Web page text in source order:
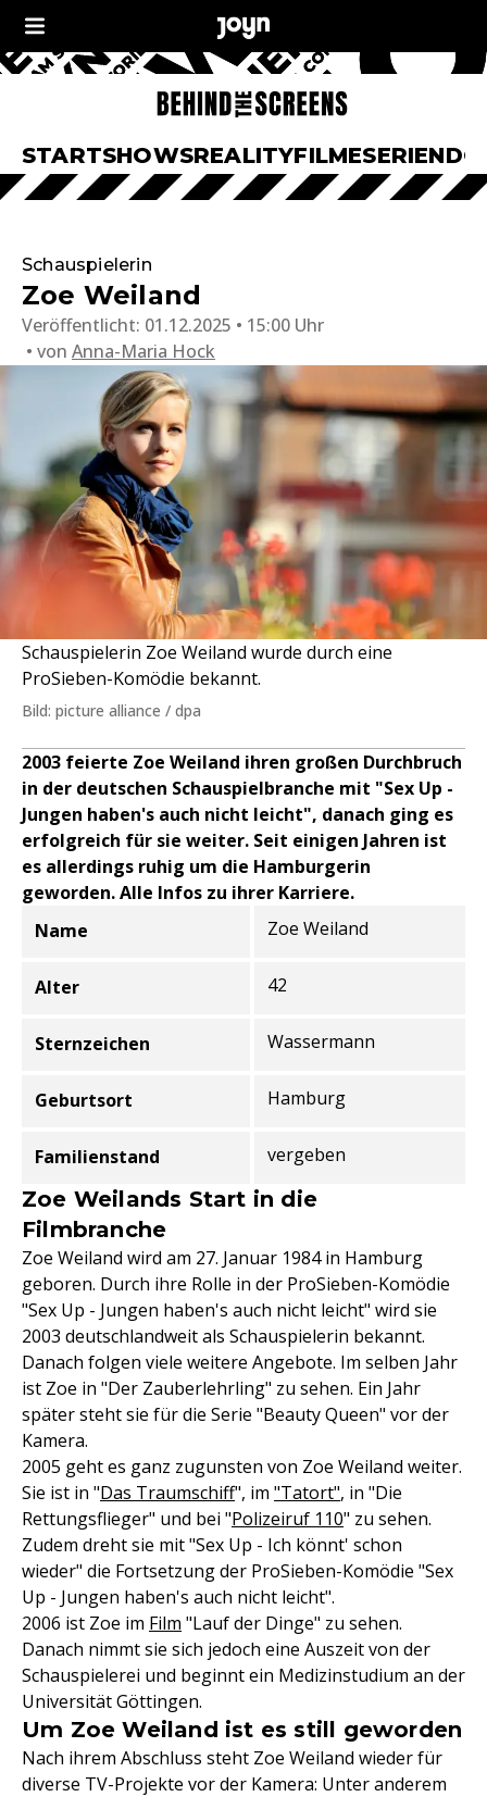
STARTSHOWSREALITYFILMESERIEN
Schauspielerin
Zoe Weiland
Veröffentlicht: 01.12.2025 • 15:00 Uhr
von Anna-Maria Hock
Schauspielerin Zoe Weiland wurde durch eine
ProSieben-Komödie bekannt.
Bild: picture alliance / dpa
2003 feierte Zoe Weiland ihren großen Durchbruch
in der deutschen Schauspielbranche mit "Sex Up -
Jungen haben's auch nicht leicht", danach ging es
erfolgreich für sie weiter. Seit einigen Jahren ist
es allerdings ruhig um die Hamburgerin
geworden. Alle Infos zu ihrer Karriere.
Informationen zur Person
Name
Alter
Sternzeichen
Geburtsort
Familienstand
Zoe Weiland
42
Wassermann
Hamburg
vergeben
Zoe Weilands Start in die
Filmbranche
Zoe Weiland wird am 27. Januar 1984 in Hamburg
geboren. Durch ihre Rolle in der ProSieben-Komödie
"Sex Up - Jungen haben's auch nicht leicht" wird sie
2003 deutschlandweit als Schauspielerin bekannt.
Danach folgen viele weitere Angebote. Im selben Jahr
ist Zoe in "Der Zauberlehrling" zu sehen. Ein Jahr
später steht sie für die Serie "Beauty Queen" vor der
Kamera.
2005 geht es ganz zugunsten von Zoe Weiland weiter.
Sie ist in "Das Traumschiff", im "Tatort", in "Die
Rettungsflieger" und bei "Polizeiruf 110" zu sehen.
Zudem dreht sie mit "Sex Up - Ich könnt' schon
wieder" die Fortsetzung der ProSieben-Komödie "Sex
Up - Jungen haben's auch nicht leicht".
2006 ist Zoe im Film "Lauf der Dinge" zu sehen.
Danach nimmt sie sich jedoch eine Auszeit von der
Schauspielerei und beginnt ein Medizinstudium an der
Universität Göttingen.
Um Zoe Weiland ist es still geworden
Nach ihrem Abschluss steht Zoe Weiland wieder für
diverse TV-Projekte vor der Kamera: Unter anderem